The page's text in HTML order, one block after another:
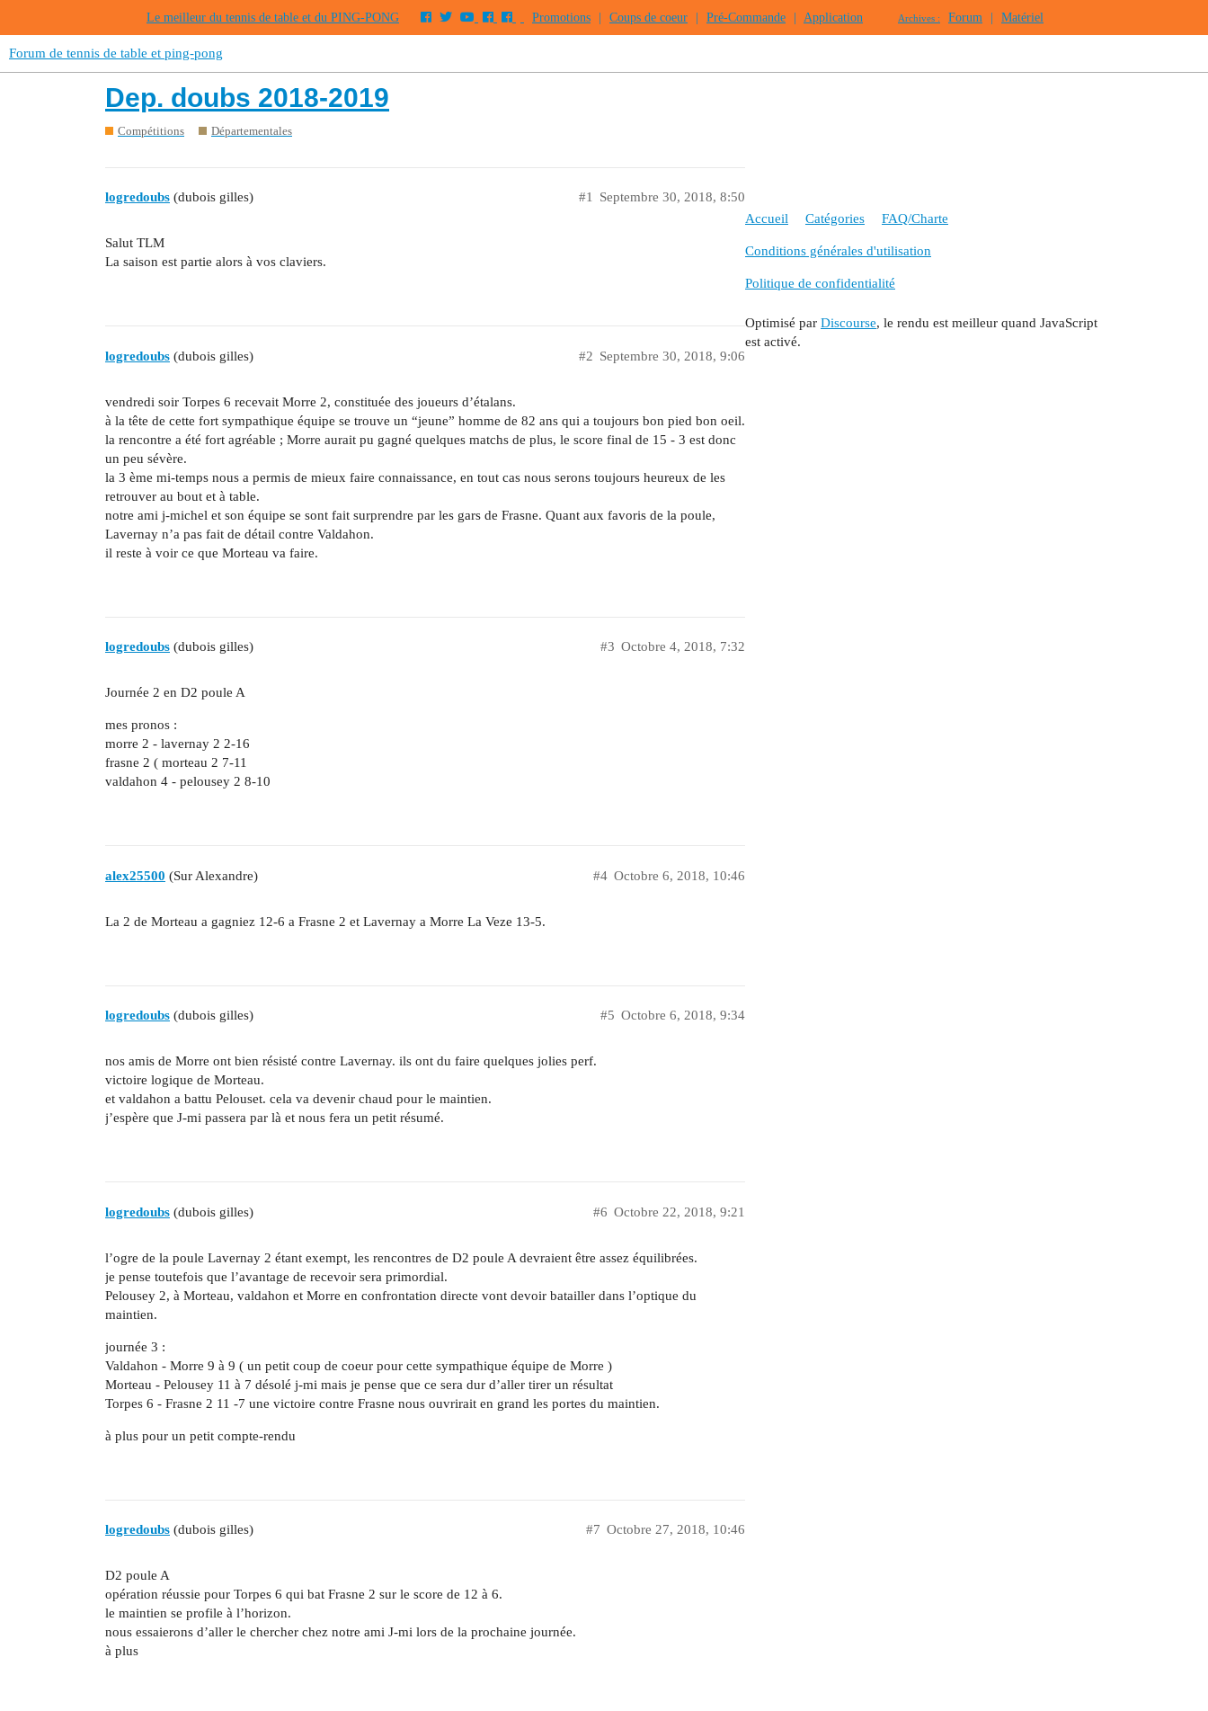
Le meilleur du tennis de table et du PING-PONG Promotions Coups de coeur Pré-Commande Application Archives : Forum Matériel
Forum de tennis de table et ping-pong
Dep. doubs 2018-2019
Compétitions Départementales
logredoubs (dubois gilles) Septembre 30, 2018, 8:50
#1
Salut TLM
La saison est partie alors à vos claviers.
logredoubs (dubois gilles) Septembre 30, 2018, 9:06
#2
vendredi soir Torpes 6 recevait Morre 2, constituée des joueurs d’étalans.
à la tête de cette fort sympathique équipe se trouve un “jeune” homme de 82 ans qui a toujours bon pied bon oeil.
la rencontre a été fort agréable ; Morre aurait pu gagné quelques matchs de plus, le score final de 15 - 3 est donc
un peu sévère.
la 3 ème mi-temps nous a permis de mieux faire connaissance, en tout cas nous serons toujours heureux de les
retrouver au bout et à table.
notre ami j-michel et son équipe se sont fait surprendre par les gars de Frasne. Quant aux favoris de la poule,
Lavernay n’a pas fait de détail contre Valdahon.
il reste à voir ce que Morteau va faire.
logredoubs (dubois gilles) Octobre 4, 2018, 7:32
#3
Journée 2 en D2 poule A
mes pronos :
morre 2 - lavernay 2 2-16
frasne 2 ( morteau 2 7-11
valdahon 4 - pelousey 2 8-10
alex25500 (Sur Alexandre) Octobre 6, 2018, 10:46
#4
La 2 de Morteau a gagniez 12-6 a Frasne 2 et Lavernay a Morre La Veze 13-5.
logredoubs (dubois gilles) Octobre 6, 2018, 9:34
#5
nos amis de Morre ont bien résisté contre Lavernay. ils ont du faire quelques jolies perf.
victoire logique de Morteau.
et valdahon a battu Pelouset. cela va devenir chaud pour le maintien.
j’espère que J-mi passera par là et nous fera un petit résumé.
logredoubs (dubois gilles) Octobre 22, 2018, 9:21
#6
l’ogre de la poule Lavernay 2 étant exempt, les rencontres de D2 poule A devraient être assez équilibrées.
je pense toutefois que l’avantage de recevoir sera primordial.
Pelousey 2, à Morteau, valdahon et Morre en confrontation directe vont devoir batailler dans l’optique du
maintien.
journée 3 :
Valdahon - Morre 9 à 9 ( un petit coup de coeur pour cette sympathique équipe de Morre )
Morteau - Pelousey 11 à 7 désolé j-mi mais je pense que ce sera dur d’aller tirer un résultat
Torpes 6 - Frasne 2 11 -7 une victoire contre Frasne nous ouvrirait en grand les portes du maintien.
à plus pour un petit compte-rendu
logredoubs (dubois gilles) Octobre 27, 2018, 10:46
#7
D2 poule A
opération réussie pour Torpes 6 qui bat Frasne 2 sur le score de 12 à 6.
le maintien se profile à l’horizon.
nous essaierons d’aller le chercher chez notre ami J-mi lors de la prochaine journée.
à plus
Accueil Catégories FAQ/Charte
Conditions générales d'utilisation
Politique de confidentialité
Optimisé par Discourse, le rendu est meilleur quand JavaScript
est activé.